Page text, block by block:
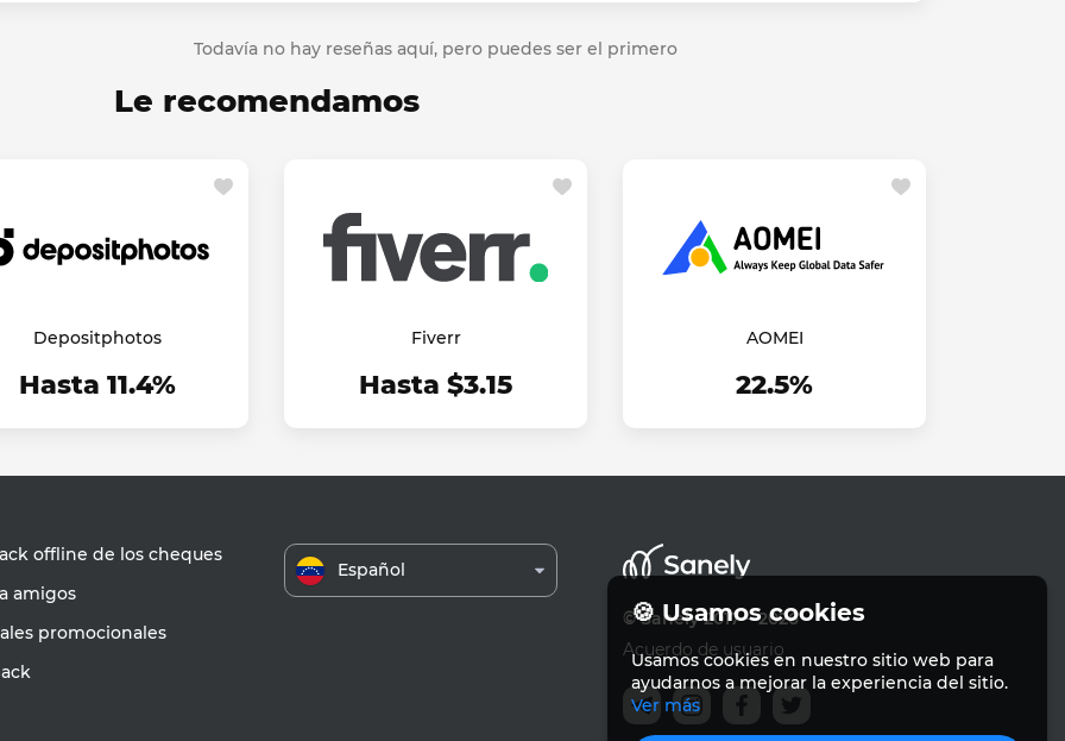
Todavía no hay reseñas aquí, pero puedes ser el primero
Le recomendamos
Depositphotos
Hasta 11.4%
Fiverr
Hasta $3.15
AOMEI
22.5%
offline de los cheques
amigos
promocionales
Español
© Sanely 2017 – 2026
Acuerdo de usuario
🍪 Usamos cookies
Usamos cookies en nuestro sitio web para
ayudarnos a mejorar la experiencia del sitio.
Ver más